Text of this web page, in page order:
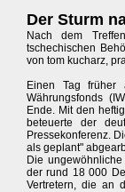
Der Sturm
Nach dem
tschechischen
von tom kucharz,
Einen Tag früher
Währungsfonds
Ende. Mit den
beteuerte der
Pressekonferenz.
als geplant"
Die
der rund 18 000
Vertretern, die an